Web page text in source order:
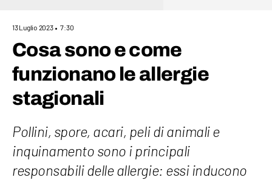
13 Luglio 2023 7:30
Cosa sono e come
funzionano le allergie
stagionali
Pollini, spore, acari, peli di animali e
inquinamento sono i principali
responsabili delle allergie: essi inducono